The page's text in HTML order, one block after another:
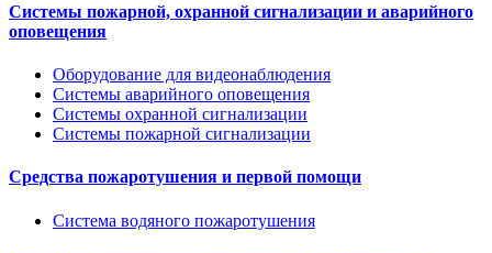
Системы пожарной, охранной сигнализации и аварийного
оповещения
Оборудование для видеонаблюдения
Системы аварийного оповещения
Системы охранной сигнализации
Системы пожарной сигнализации
Средства пожаротушения и первой помощи
Система водяного пожаротушения